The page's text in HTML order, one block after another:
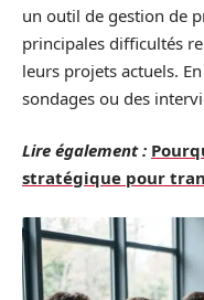
un outil de gestion de
principales difficultés
leurs projets actuels.
sondages ou des
Lire également :
stratégique pour